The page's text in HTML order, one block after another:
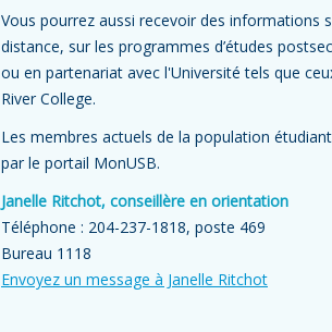
Vous pourrez aussi recevoir des informations
distance, sur les programmes d’études
ou en partenariat avec l'Université tels que
River College.
Les membres actuels de la population
par le portail MonUSB.
Janelle Ritchot, conseillère en orientation
Téléphone : 204-237-1818, poste 469
Bureau 1118
Envoyez un message à Janelle Ritchot